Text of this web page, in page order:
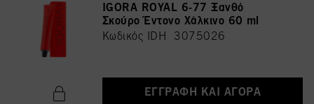
IGORA ROYAL 6-77 Ξανθό
Σκούρο Έντονο Χάλκινο 60 ml
Κωδικός IDH 3075026
ΕΓΓΡΑΦΉ ΚΑΙ ΑΓΟΡΆ